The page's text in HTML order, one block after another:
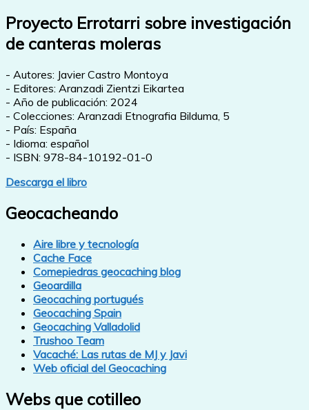
Proyecto Errotarri sobre investigación
de canteras moleras
- Autores: Javier Castro Montoya
- Editores: Aranzadi Zientzi Eikartea
- Año de publicación: 2024
- Colecciones: Aranzadi Etnografia Bilduma, 5
- País: España
- Idioma: español
- ISBN: 978-84-10192-01-0
Descarga el libro
Geocacheando
Aire libre y tecnología
Cache Face
Comepiedras geocaching blog
Geoardilla
Geocaching portugués
Geocaching Spain
Geocaching Valladolid
Trushoo Team
Vacaché: Las rutas de MJ y Javi
Web oficial del Geocaching
Webs que cotilleo